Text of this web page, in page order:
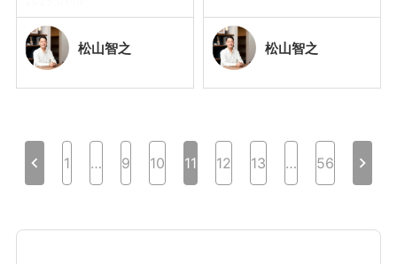
松山智之 松山智之
稿
ビ
chevron_left 1 … 9 10 11 12 13 … 56 chevron_right